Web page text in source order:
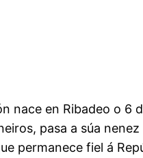
nace en Ribadeo o 6
pasa a súa
permanece fiel á